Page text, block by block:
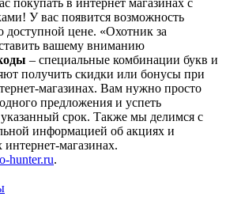
У вас появится возможность
доступной цене. «Охотник за
вашему вниманию
– специальные комбинации букв и
получить скидки или бонусы при
магазинах. Вам нужно просто
предложения и успеть
срок. Также мы делимся с
информацией об акциях и
магазинах.
hunter.ru.